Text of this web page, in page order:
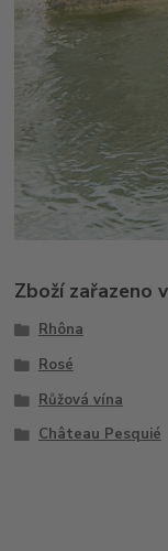
Zboží zařazeno
Rhôna
Rosé
Růžová vína
Château Pesquié